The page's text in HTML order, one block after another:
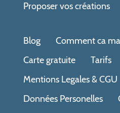
Proposer vos créations
Blog
Comment ca
Carte gratuite
Tarifs
Mentions Legales & CGU
Données Personelles